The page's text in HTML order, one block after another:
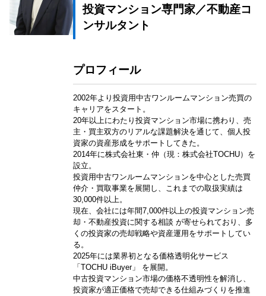
投資マンション専門家／不動産コ
ンサルタント
プロフィール
2002年より投資用中古ワンルームマンション売買の
キャリアをスタート。
20年以上にわたり投資マンション市場に携わり、売
主・買主双方のリアルな課題解決を通じて、個人投
資家の資産形成をサポートしてきた。
2014年に株式会社東・仲（現：株式会社TOCHU）を
設立。
投資用中古ワンルームマンションを中心とした売買
仲介・買取事業を展開し、これまでの取扱実績は
30,000件以上。
現在、会社には年間7,000件以上の投資マンション売
却・不動産投資に関する相談 が寄せられており、多
くの投資家の売却戦略や資産運用をサポートしてい
る。
2025年には業界初となる価格透明化サービス
「TOCHU iBuyer」 を展開。
中古投資マンション市場の価格不透明性を解消し、
投資家が適正価格で売却できる仕組みづくりを推進